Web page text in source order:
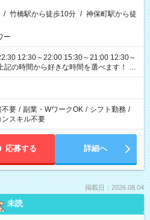
/ 竹橋駅から徒歩10分 / 神保町駅から徒
ー
12:30～22:00 15:30～21:00 12:30～
性があります
不要 / 副業・WワークOK / シフト勤務 /
ンスキル不要
応募する 詳細へ
掲載日：2026.08.04
未読